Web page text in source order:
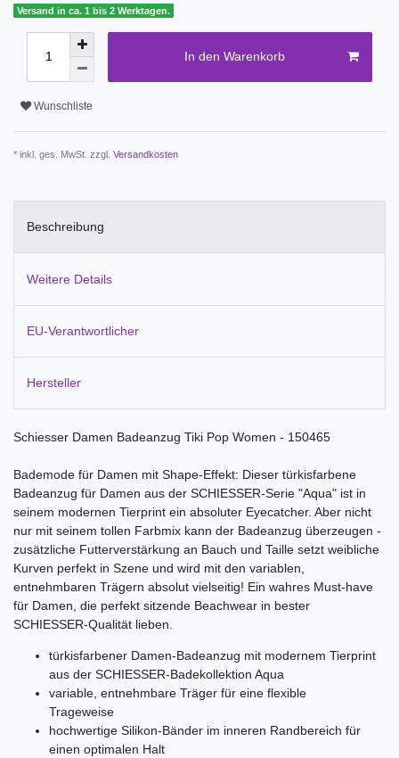
Versand in ca. 1 bis 2 Werktagen.
In den Warenkorb
Wunschliste
* inkl. ges. MwSt. zzgl. Versandkosten
Beschreibung
Weitere Details
EU-Verantwortlicher
Hersteller
Schiesser Damen Badeanzug Tiki Pop Women - 150465
Bademode für Damen mit Shape-Effekt: Dieser türkisfarbene
Badeanzug für Damen aus der SCHIESSER-Serie "Aqua" ist in
seinem modernen Tierprint ein absoluter Eyecatcher. Aber nicht
nur mit seinem tollen Farbmix kann der Badeanzug überzeugen -
zusätzliche Futterverstärkung an Bauch und Taille setzt weibliche
Kurven perfekt in Szene und wird mit den variablen,
entnehmbaren Trägern absolut vielseitig! Ein wahres Must-have
für Damen, die perfekt sitzende Beachwear in bester
SCHIESSER-Qualität lieben.
türkisfarbener Damen-Badeanzug mit modernem Tierprint
aus der SCHIESSER-Badekollektion Aqua
variable, entnehmbare Träger für eine flexible
Trageweise
hochwertige Silikon-Bänder im inneren Randbereich für
einen optimalen Halt